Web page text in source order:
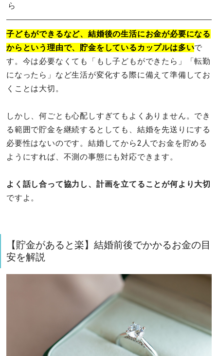
ら
子どもができるなど、結婚後の生活にお金が必要になる
からという理由で、貯金をしているカップルは多いで
す。今は必要なくても「もし子どもができたら」「転勤
になったら」など生活が変化する際に備えて準備してお
くことは大切。
しかし、何ごとも心配しすぎてもよくありません。でき
る範囲で貯金を継続するとしても、結婚を先送りにする
必要性はないのです。結婚してから2人でお金を貯める
ようにすれば、不測の事態にも対応できます。
よく話し合って協力し、計画を立てることが何より大切
ですよ。
【貯金があると楽】結婚前後でかかるお金の目
安を解説